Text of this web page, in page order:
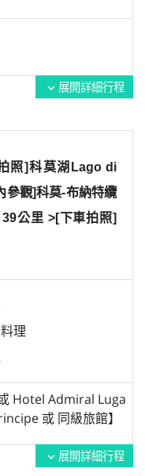
expand_more 展開詳細行程
照]科莫湖Lago di
參觀]科莫-布納特纜
公里 >[下車拍照]
理
Hotel Admiral Luga
或 同級旅館】
expand_more 展開詳細行程